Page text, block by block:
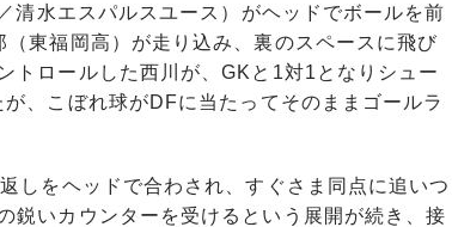
水エスパルスユース）がヘッドでボールを前
東福岡高）が走り込み、裏のスペースに飛び
トロールした西川が、GKと1対1となりシュー
、こぼれ球がDFに当たってそのままゴールラ
をヘッドで合わされ、すぐさま同点に追いつ
鋭いカウンターを受けるという展開が続き、接